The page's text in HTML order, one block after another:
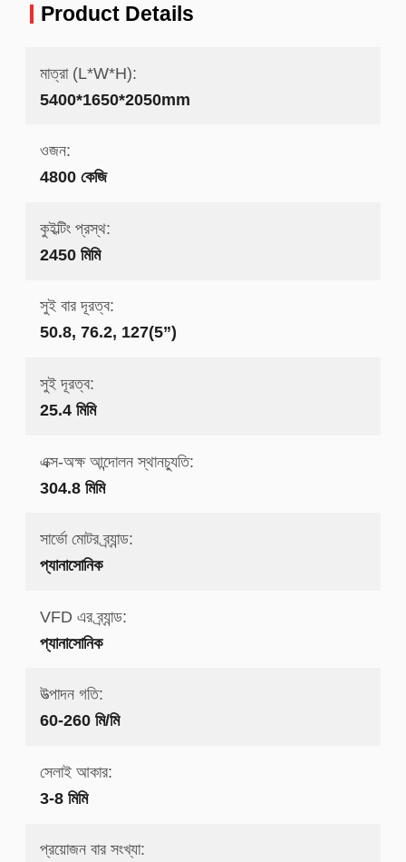
Product Details
মাত্রা (L*W*H):
5400*1650*2050mm
ওজন:
4800 কেজি
কুইল্টিং প্রস্থ:
2450 মিমি
সুই বার দূরত্ব:
50.8, 76.2, 127(5”)
সুই দূরত্ব:
25.4 মিমি
এক্স-অক্ষ আন্দোলন স্থানচ্যুতি:
304.8 মিমি
সার্ভো মোটর ব্র্যান্ড:
প্যানাসোনিক
VFD এর ব্র্যান্ড:
প্যানাসোনিক
উত্পাদন গতি:
60-260 মি/মি
সেলাই আকার:
3-8 মিমি
প্রয়োজন বার সংখ্যা: